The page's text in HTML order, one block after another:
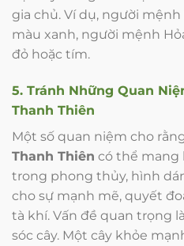
gia chủ. Ví dụ, người
màu xanh, người mệnh
đỏ hoặc tím.
5. Tránh Những Quan
Thanh Thiên
Một số quan niệm cho
Thanh Thiên có thể mang
trong phong thủy, hình
cho sự mạnh mẽ, quyết
tà khí. Vấn đề quan trọng
sóc cây. Một cây khỏe